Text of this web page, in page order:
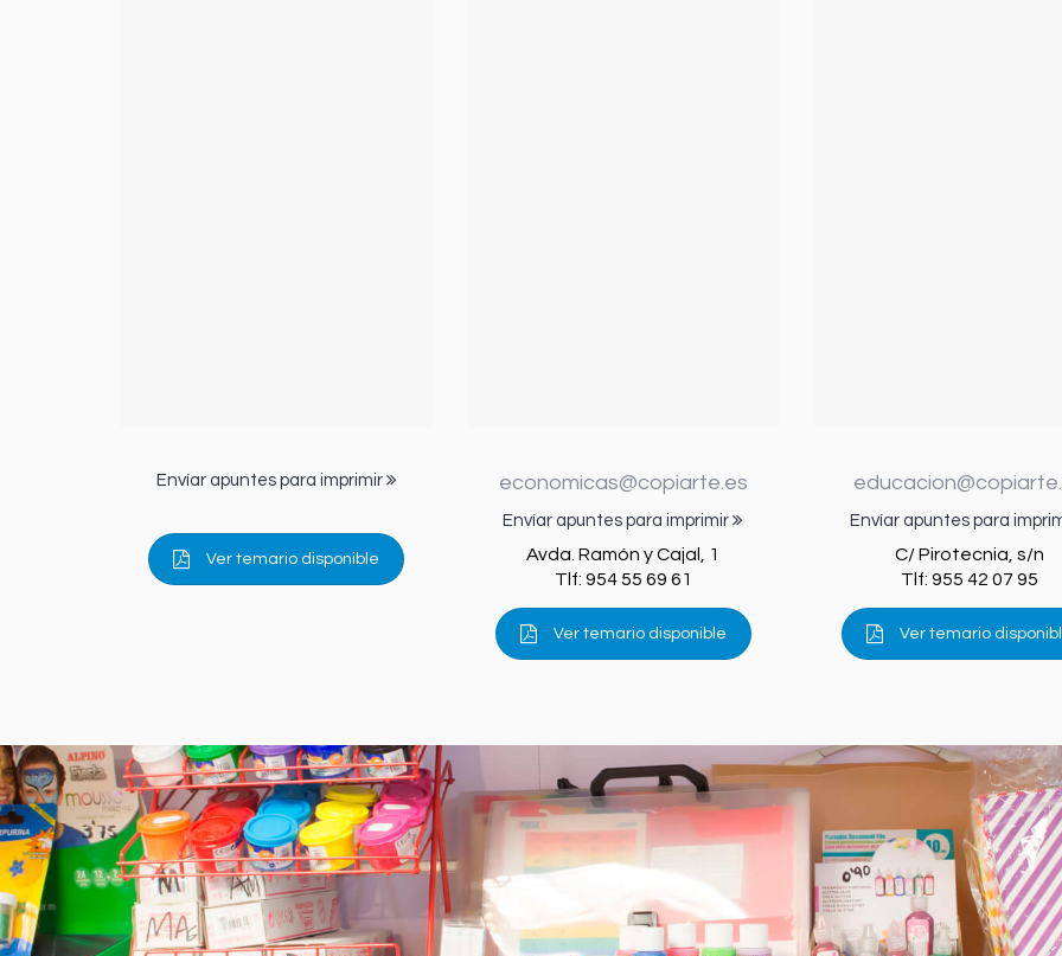
Envíar apuntes para imprimir
Ver temario disponible
economicas@copiarte.es
Envíar apuntes para imprimir
Avda. Ramón y Cajal, 1
Tlf: 954 55 69 61
Ver temario disponible
Envíar apuntes para
C/ Pirotecnia, s/n
Tlf: 955 42 07 95
Ver temario